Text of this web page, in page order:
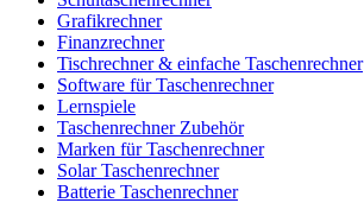
Grafikrechner
Finanzrechner
Tischrechner & einfache Taschenrechner
Software für Taschenrechner
Lernspiele
Taschenrechner Zubehör
Marken für Taschenrechner
Solar Taschenrechner
Batterie Taschenrechner